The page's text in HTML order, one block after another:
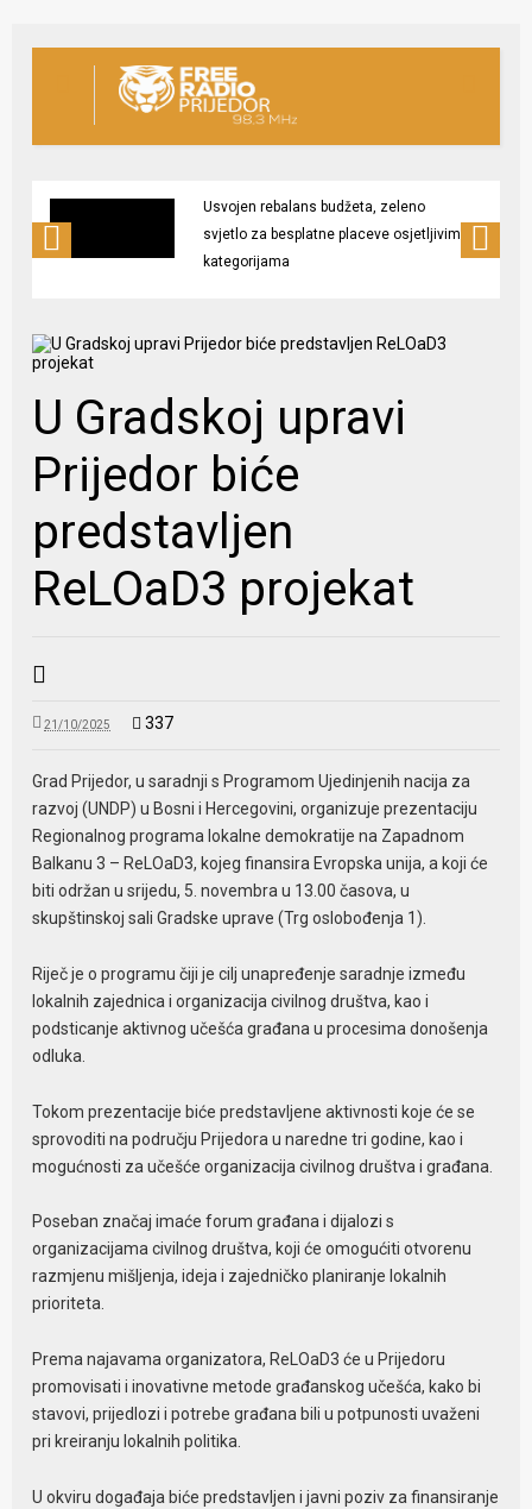
Usvojen rebalans budžeta, zeleno
svjetlo za besplatne placeve osjetljivim
kategorijama
U Gradskoj upravi
Prijedor biće
predstavljen
ReLOaD3 projekat
21/10/2025 337
Grad Prijedor, u saradnji s Programom Ujedinjenih nacija za
razvoj (UNDP) u Bosni i Hercegovini, organizuje prezentaciju
Regionalnog programa lokalne demokratije na Zapadnom
Balkanu 3 – ReLOaD3, kojeg finansira Evropska unija, a koji će
biti održan u srijedu, 5. novembra u 13.00 časova, u
skupštinskoj sali Gradske uprave (Trg oslobođenja 1).
Riječ je o programu čiji je cilj unapređenje saradnje između
lokalnih zajednica i organizacija civilnog društva, kao i
podsticanje aktivnog učešća građana u procesima donošenja
odluka.
Tokom prezentacije biće predstavljene aktivnosti koje će se
sprovoditi na području Prijedora u naredne tri godine, kao i
mogućnosti za učešće organizacija civilnog društva i građana.
Poseban značaj imaće forum građana i dijalozi s
organizacijama civilnog društva, koji će omogućiti otvorenu
razmjenu mišljenja, ideja i zajedničko planiranje lokalnih
prioriteta.
Prema najavama organizatora, ReLOaD3 će u Prijedoru
promovisati i inovativne metode građanskog učešća, kako bi
stavovi, prijedlozi i potrebe građana bili u potpunosti uvaženi
pri kreiranju lokalnih politika.
U okviru događaja biće predstavljen i javni poziv za finansiranje